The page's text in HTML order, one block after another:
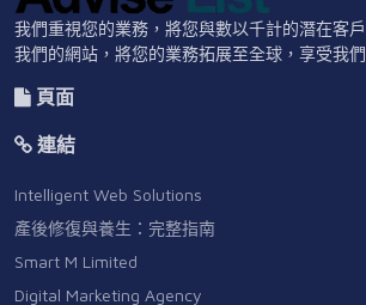
我們重視您的業務，將您與數以千計的潛在客
我們的網站，將您的業務拓展至全球，享受我們
頁面
連結
Intelligent Web Solutions
產後修復與養生：完整指南
Smart M Limited
Digital Marketing Agency